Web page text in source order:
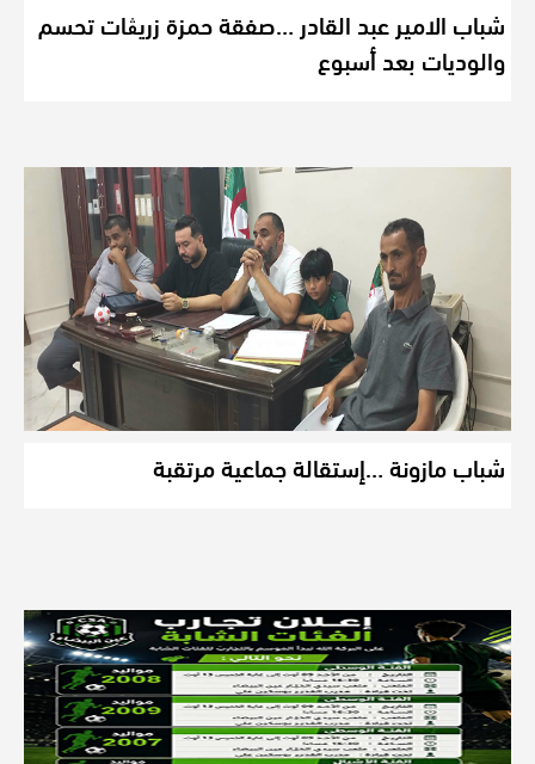
شباب الامير عبد القادر …صفقة حمزة زريڨات تحسم
والوديات بعد أسبوع
شباب مازونة …إستقالة جماعية مرتقبة